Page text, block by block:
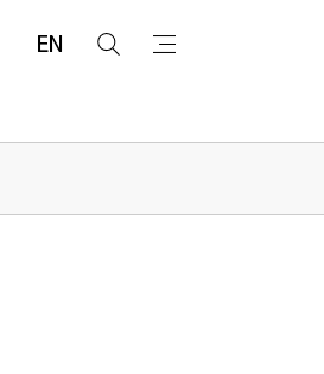
EN
검